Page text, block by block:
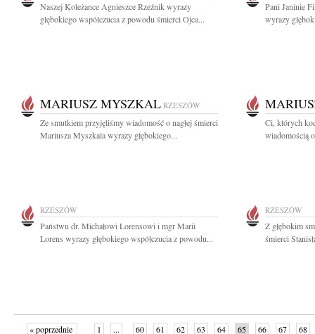
Naszej Koleżance Agnieszce Rzeźnik wyrazy
głębokiego współczucia z powodu śmierci Ojca...
Pani Janinie
wyrazy
MARIUSZ MYSZKAL RZESZÓW
Ze smutkiem przyjęliśmy wiadomość o nagłej śmierci
Mariusza Myszkala wyrazy głębokiego...
Ci, których
wiadomością
RZESZÓW
Państwu dr. Michałowi Lorensowi i mgr Marii
Lorens wyrazy głębokiego współczucia z powodu...
RZESZÓW
Z głębokim
śmierci
« poprzednie 1 ... 60 61 62 63 64 65 66 67 68